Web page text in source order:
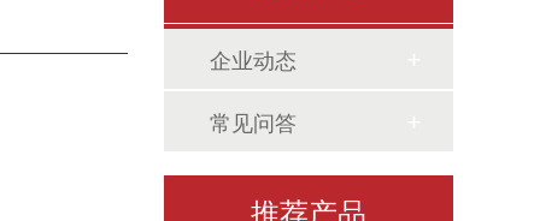
企业动态
常见问答
推荐产品
轴、棒类荧光磁粉探伤机